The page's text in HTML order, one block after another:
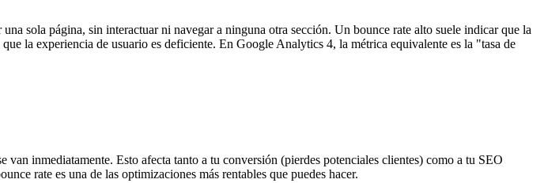
sola página, sin interactuar ni navegar a ninguna otra sección. Un bounce rate alto suele indicar que la
la experiencia de usuario es deficiente. En Google Analytics 4, la métrica equivalente es la "tasa de
inmediatamente. Esto afecta tanto a tu conversión (pierdes potenciales clientes) como a tu SEO
rate es una de las optimizaciones más rentables que puedes hacer.